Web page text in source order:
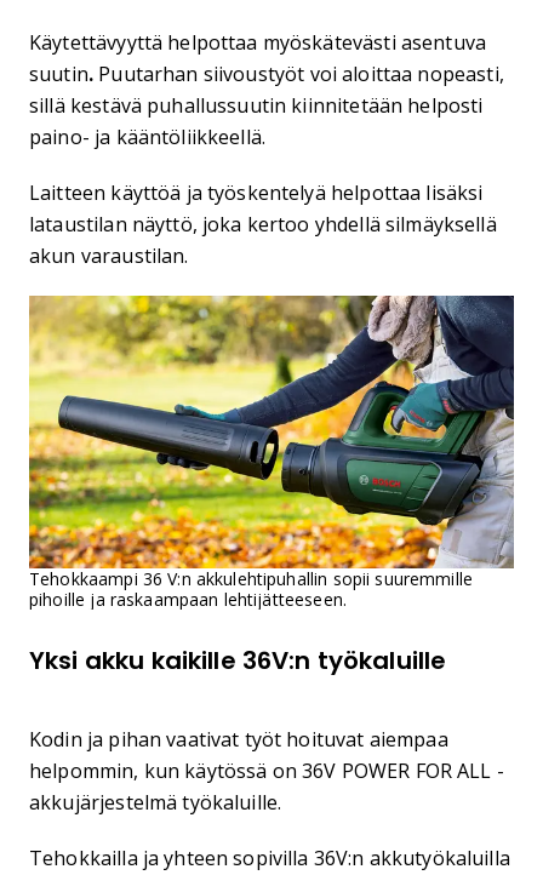
Käytettävyyttä helpottaa myöskätevästi asentuva
suutin. Puutarhan siivoustyöt voi aloittaa nopeasti,
sillä kestävä puhallussuutin kiinnitetään helposti
paino- ja kääntöliikkeellä.
Laitteen käyttöä ja työskentelyä helpottaa lisäksi
lataustilan näyttö, joka kertoo yhdellä silmäyksellä
akun varaustilan.
Tehokkaampi 36 V:n akkulehtipuhallin sopii suuremmille
pihoille ja raskaampaan lehtijätteeseen.
Yksi akku kaikille 36V:n työkaluille
Kodin ja pihan vaativat työt hoituvat aiempaa
helpommin, kun käytössä on 36V POWER FOR ALL -
akkujärjestelmä työkaluille.
Tehokkailla ja yhteen sopivilla 36V:n akkutyökaluilla